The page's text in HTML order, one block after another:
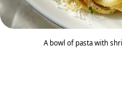
A bowl of pasta with